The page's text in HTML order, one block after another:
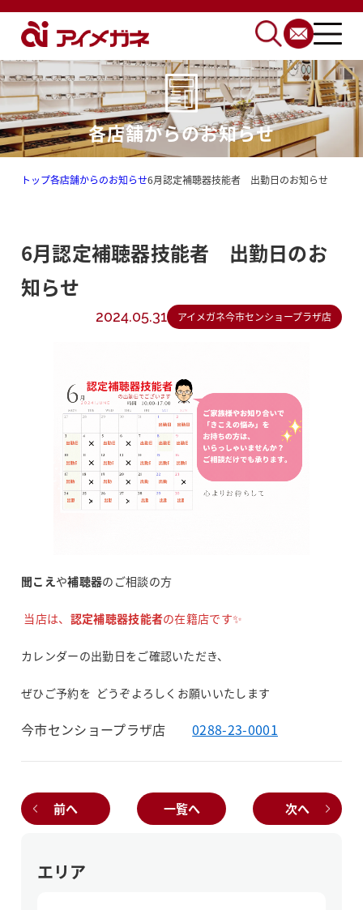
各店舗からのお知らせ
トップ各店舗からのお知らせ6月認定補聴器技能者 出勤日のお知らせ
6月認定補聴器技能者 出勤日のお
知らせ
2024.05.31 アイメガネ今市センショープラザ店
聞こえや補聴器のご相談の方
当店は、 認定補聴器技能者の在籍店です✨
カレンダーの出勤日をご確認いただき、
ぜひ ご予約を どうぞよろしく お願いいたします
今市センショープラザ店0288-23-0001
前へ 一覧へ 次へ
エリア